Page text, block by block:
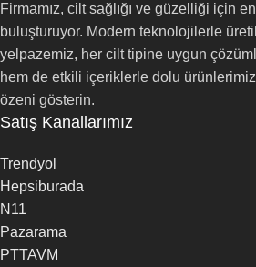
Firmamız, cilt sağlığı ve güzelliği için
buluşturuyor. Modern teknolojilerle
yelpazemiz, her cilt tipine uygun
hem de etkili içeriklerle dolu
özeni gösterin.
Satış Kanallarımız
Trendyol
Hepsiburada
N11
Pazarama
PTTAVM